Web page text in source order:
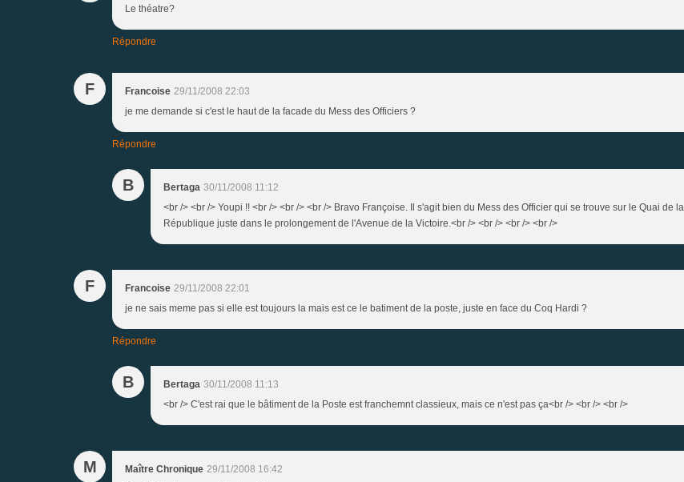
Le théatre?
Répondre
F Francoise 29/11/2008 22:03
je me demande si c'est le haut de la facade du Mess des Officiers ?
Répondre
B Bertaga 30/11/2008 11:12
<br /> <br /> Youpi !! <br /> <br /> <br /> Bravo Françoise. Il s'agit bien du Mess des Officier qui se trouve sur le Quai de la
République juste dans le prolongement de l'Avenue de la Victoire.<br /> <br /> <br /> <br />
F Francoise 29/11/2008 22:01
je ne sais meme pas si elle est toujours la mais est ce le batiment de la poste, juste en face du Coq Hardi ?
Répondre
B Bertaga 30/11/2008 11:13
<br /> C'est rai que le bâtiment de la Poste est franchemnt classieux, mais ce n'est pas ça<br /> <br /> <br />
M Maître Chronique 29/11/2008 16:42